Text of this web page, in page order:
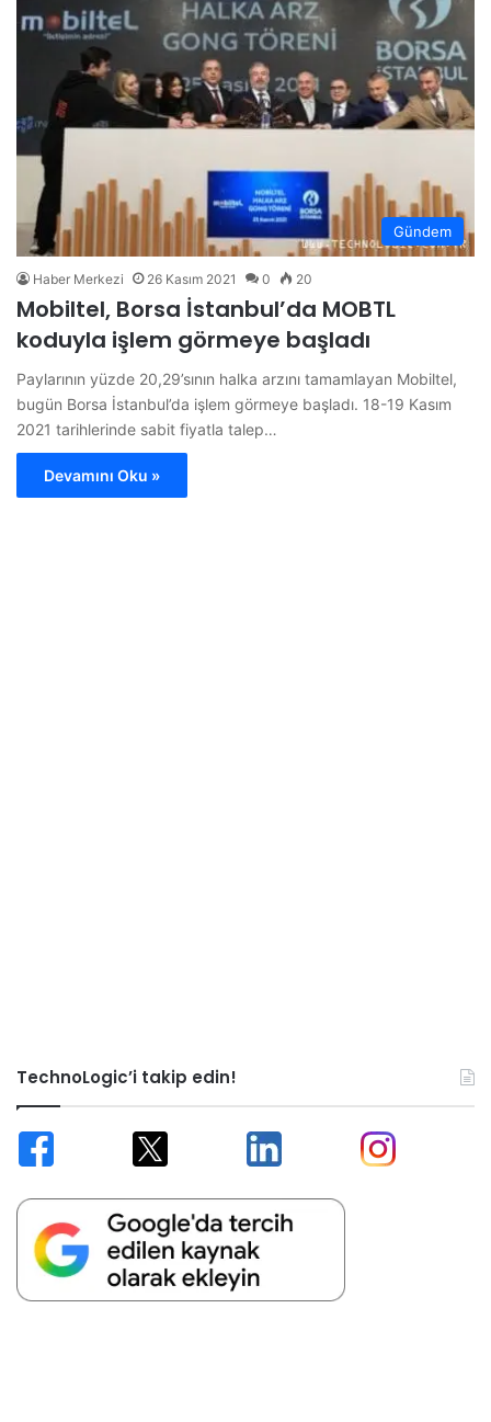
Gündem
Haber Merkezi 26 Kasım 2021 0 20
Mobiltel, Borsa İstanbul’da MOBTL
koduyla işlem görmeye başladı
Paylarının yüzde 20,29’sının halka arzını tamamlayan Mobiltel,
bugün Borsa İstanbul’da işlem görmeye başladı. 18-19 Kasım
2021 tarihlerinde sabit fiyatla talep…
Devamını Oku »
TechnoLogic’i takip edin!